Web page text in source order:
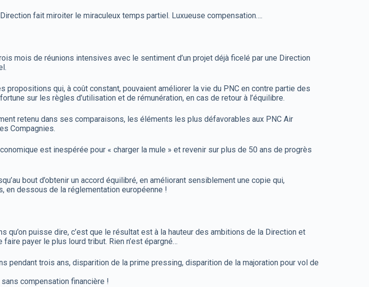
fait miroiter le miraculeux temps partiel. Luxueuse compensation….
mois de réunions intensives avec le sentiment d’un projet déjà ficelé par une Direction
propositions qui, à coût constant, pouvaient améliorer la vie du PNC en contre partie des
sur les règles d’utilisation et de rémunération, en cas de retour à l’équilibre.
retenu dans ses comparaisons, les éléments les plus défavorables aux PNC Air
Compagnies.
est inespérée pour « charger la mule » et revenir sur plus de 50 ans de progrès
bout d’obtenir un accord équilibré, en améliorant sensiblement une copie qui,
en dessous de la réglementation européenne !
qu’on puisse dire, c’est que le résultat est à la hauteur des ambitions de la Direction et
payer le plus lourd tribut. Rien n’est épargné…
pendant trois ans, disparition de la prime pressing, disparition de la majoration pour vol de
compensation financière !